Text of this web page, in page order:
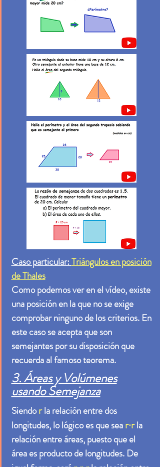
Caso particular:Triángulos en posición
de Thales
Como podemos ver en el vídeo, existe
una posición en la que no se exige
comprobar ninguno de los criterios. En
este caso se acepta que son
semejantes por su disposición que
recuerda al famoso teorema.
3. Áreas y Volúmenes
usando Semejanza
Siendor la relación entre dos
longitudes, lo lógico es que sear·rla
relación entre áreas, puesto que el
área es producto de longitudes. De